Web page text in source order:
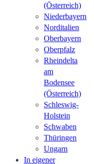
(Österreich)
Niederbayern
Norditalien
Oberbayern
Oberpfalz
Rheindelta
am
Bodensee
(Österreich)
Schleswig-
Holstein
Schwaben
Thüringen
Ungarn
In eigener